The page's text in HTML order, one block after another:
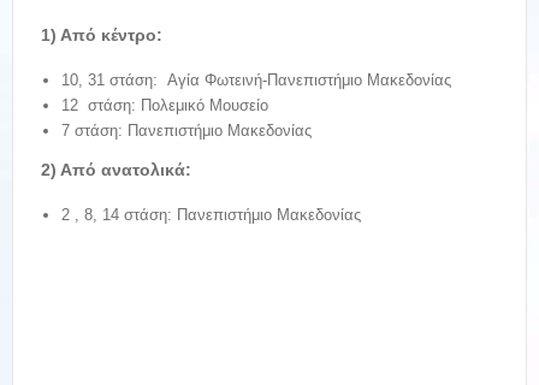
1) Aπό κέντρο:
10, 31 στάση: Αγία Φωτεινή-Πανεπιστήμιο Μακεδονίας
12 στάση: Πολεμικό Μουσείο
7 στάση: Πανεπιστήμιο Μακεδονίας
2) Aπό ανατολικά:
2 , 8, 14 στάση: Πανεπιστήμιο Μακεδονίας